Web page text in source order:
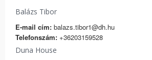
Balázs Tibor
E-mail cím:balazs.tibor1@dh.hu
Telefonszám:+36203159528
Duna House